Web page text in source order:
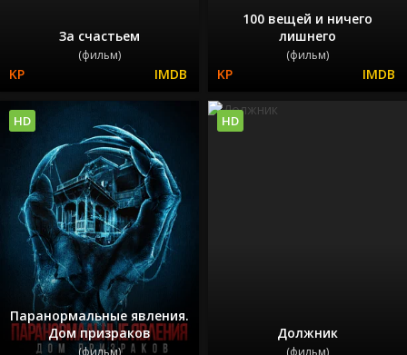
За счастьем
(фильм)
100 вещей и ничего
лишнего
(фильм)
Паранормальные явления.
Дом призраков
(фильм)
HD
Должник
(фильм)
HD